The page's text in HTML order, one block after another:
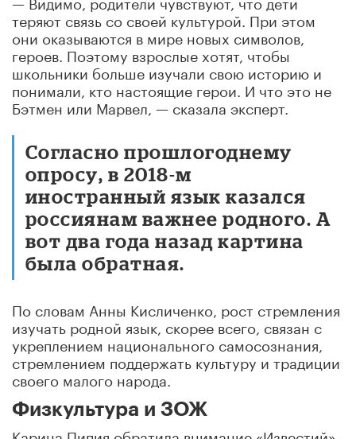
теряют связь со своей культурой. При этом
они оказываются в мире новых символов,
героев. Поэтому взрослые хотят, чтобы
школьники больше изучали свою историю и
понимали, кто настоящие герои. И что это не
Бэтмен или Марвел, — сказала эксперт.
Согласно прошлогоднему
опросу, в 2018-м
иностранный язык казался
россиянам важнее родного. А
вот два года назад картина
была обратная.
По словам Анны Кисличенко, рост стремления
изучать родной язык, скорее всего, связан с
укреплением национального самосознания,
стремлением поддержать культуру и традиции
своего малого народа.
Физкультура и ЗОЖ